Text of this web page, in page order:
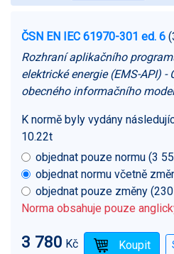
ČSN EN IEC 61970-301 ed. 6
Rozhraní aplikačního
elektrické energie (EMS-API) -
obecného informačního
K normě byly vydány
10.22t
objednat pouze normu (3
objednat normu včetně
objednat pouze změny
Norma obsahuje pouze
3 780 Kč